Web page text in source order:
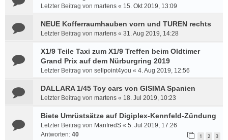
Letzter Beitrag von martens « 15. Okt 2019, 13:09
NEUE Kofferraumhauben vorn und TUREN rechts
Letzter Beitrag von martens « 31. Aug 2019, 14:28
X1/9 Teile Taxi zum X1/9 Treffen beim Oldtimer
Grand Prix auf dem Nürburgring 2019
Letzter Beitrag von sellpoint4you « 4. Aug 2019, 12:56
DALLARA 1/45 Toy cars von GISIMA Spanien
Letzter Beitrag von martens « 18. Jul 2019, 10:23
Biete Umrüstsätze auf Digiplex-Kennfeld-Zündung
Letzter Beitrag von ManfredS « 5. Jul 2019, 17:26
Antworten: 40 1 2 3